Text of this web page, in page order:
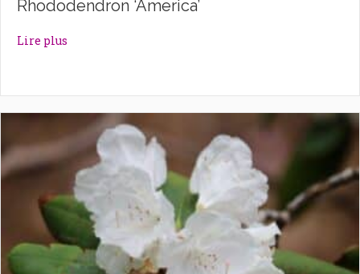
Rhododendron ‘America’
Lire plus